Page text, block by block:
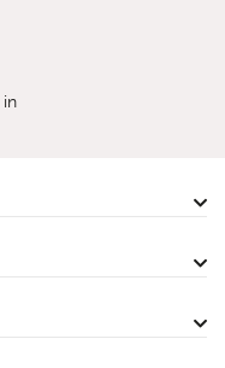
in